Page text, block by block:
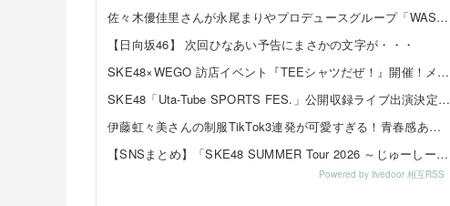
佐々木優佳里さんが永尾まりやプロデュースグループ「WASURENA」に加入発表！現在のグループと兼任へ【元AKB48ゆか...
【日向坂46】 次回ひなあい予告にまさかの文字が・・・
SKE48×WEGO 訪店イベント『TEEシャツだぜ！』開催！メンバーが大須店でコーディネート【SNSまとめ】
SKE48「Uta-Tube SPORTS FES.」公開収録ライブ出演決定！
伊藤虹々美さんの制服TikTok3連発が可愛すぎる！青春感あふれるダンス動画に注目✨
【SNSまとめ】「SKE48 SUMMER Tour 2026 ～じゅーしーすぷらっしゅ だぜ！～」東京公演 ベリー組 ...
Powered by livedoor 相互RSS